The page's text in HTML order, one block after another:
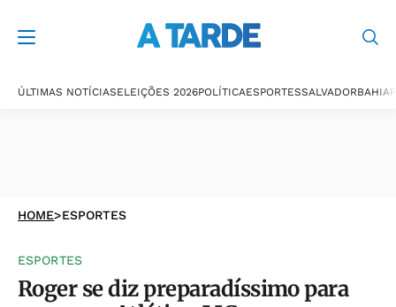
ÚLTIMAS NOTÍCIASELEIÇÕES 2026POLÍTICAESPORTESSALVADORBAHIA
HOME>ESPORTES
ESPORTES
Roger se diz preparadíssimo para